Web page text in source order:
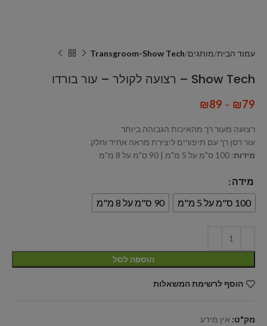
עמוד הבית מותגים Transgroom-Show Tech
Show Tech – רצועה לקולר – עור בורדו
₪79
–
₪89
רצועה מעור רך מהאיכות הגבוהה ביותר
עור רסן רך עם תיפורים ליצירת מראה אחיד וחלק
מידות: 100 ס"מ על 5 מ"מ | 90 ס"מ על 8 מ"מ
מידה
100 ס"מ על 5 מ"מ
90 ס"מ על 8 מ"מ
הוספה לסל
הוסף לרשימת המשאלות
מק"ט: אין מידע